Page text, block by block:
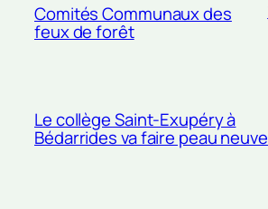
Comités Communaux des
feux de forêt
Le collège Saint-Exupéry à
Bédarrides va faire peau neuve